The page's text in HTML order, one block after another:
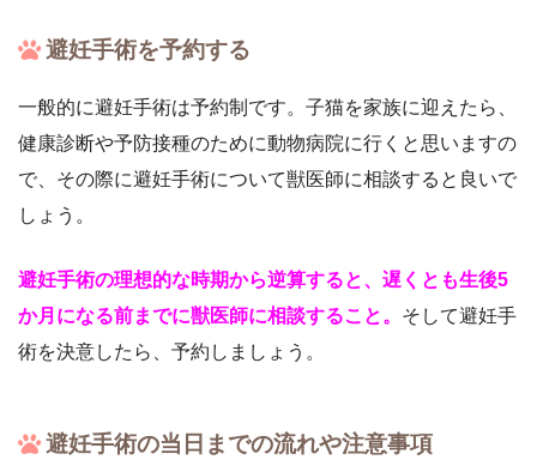
避妊手術を予約する
一般的に避妊手術は予約制です。子猫を家族に迎えたら、
健康診断や予防接種のために動物病院に行くと思いますの
で、その際に避妊手術について獣医師に相談すると良いで
しょう。
避妊手術の理想的な時期から逆算すると、遅くとも生後5
か月になる前までに獣医師に相談すること。 そして避妊手
術を決意したら、予約しましょう。
避妊手術の当日までの流れや注意事項